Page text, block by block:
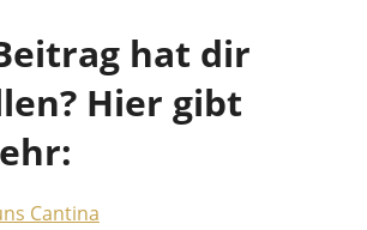
hat dir
Hier gibt